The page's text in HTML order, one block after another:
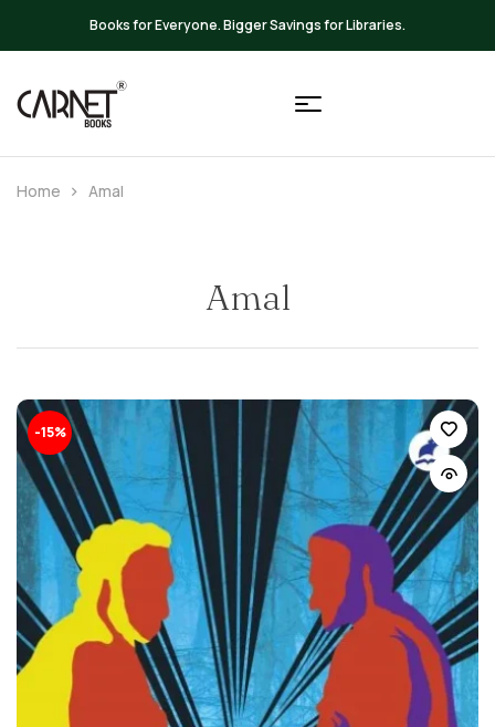
Up to 20% OFF on All Books
Home Amal
Amal
-15%